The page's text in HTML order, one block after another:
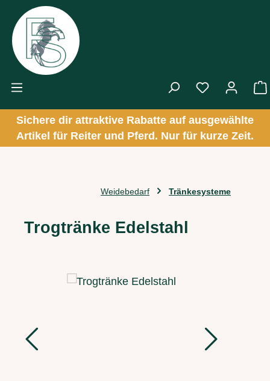
Zum Hauptinhalt springen
Sichere dir attraktive Rabatte auf ausgewählte
Artikel für Reiter und Pferd. Nur für kurze Zeit.
Weidebedarf Tränkesysteme
Trogtränke Edelstahl
Bildergalerie überspringen